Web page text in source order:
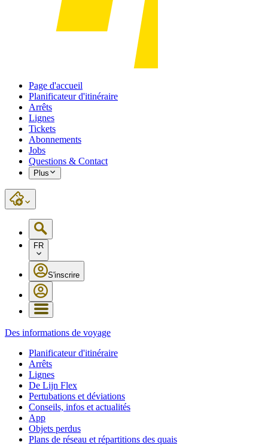
Page d'accueil
Planificateur d'itinéraire
Arrêts
Lignes
Tickets
Abonnements
Jobs
Questions & Contact
Plus
FR
S'inscrire
Des informations de voyage
Planificateur d'itinéraire
Arrêts
Lignes
De Lijn Flex
Pertubations et déviations
Conseils, infos et actualités
App
Objets perdus
Plans de réseau et répartitions des quais